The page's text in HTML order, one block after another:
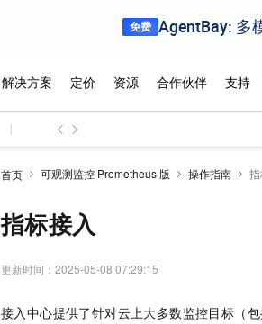
首页 可观测监控 Prometheus 版 操作指南 指
指标接入
更新时间： 2025-05-08 07:29:15
接入中心提供了针对云上大多数监控目标（